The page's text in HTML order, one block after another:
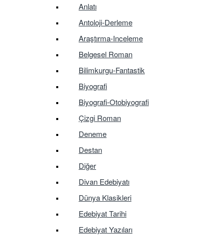
Anlatı
Antoloji-Derleme
Araştırma-Inceleme
Belgesel Roman
Bilimkurgu-Fantastik
Biyografi
Biyografi-Otobiyografi
Çizgi Roman
Deneme
Destan
Diğer
Divan Edebiyatı
Dünya Klasikleri
Edebiyat Tarihi
Edebiyat Yazıları